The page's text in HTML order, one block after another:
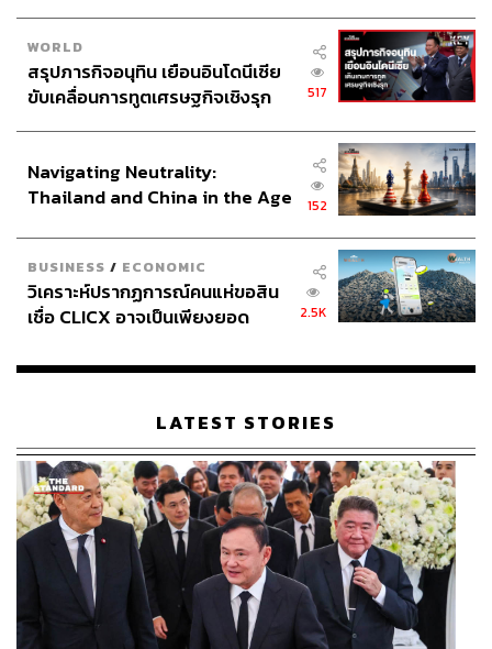
WORLD
สรุปภารกิจอนุทิน เยือนอินโดนีเซีย
ขับเคลื่อนการทูตเศรษฐกิจเชิงรุก
517
Navigating Neutrality:
Thailand and China in the Age
152
BUSINESS / ECONOMIC
วิเคราะห์ปรากฏการณ์คนแห่ขอสิน
เชื่อ CLICX อาจเป็นเพียงยอด
เรือนไทยที่ถูกซุกไว้
2.5K
LATEST STORIES